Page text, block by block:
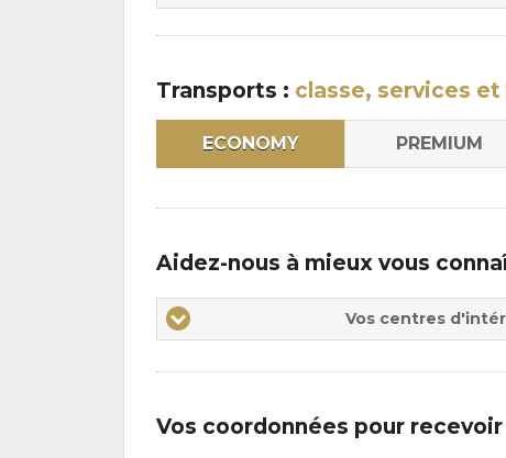
:
Transports : classe, services
ECONOMY PREMIUM
Aidez-nous à mieux vous
Vos
centres
Vos centres
Vos coordonnées pour